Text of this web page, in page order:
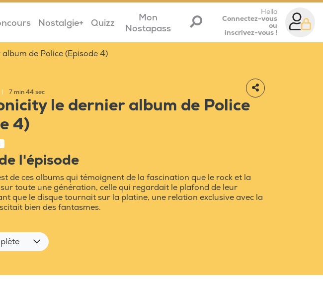
Nostalgie+ Quizz
Mon
Nostapass
Hello
Connectez-vous
ou
inscrivez-vous !
de Police (Episode 4)
7 min 44 sec
le dernier album de Police
4)
l'épisode
de ces albums qui témoignent de la fascination que le rock et la
toute une génération, celle qui regardait le plafond de leur
que le disque tournait sur la platine, une relation exclusive avec la
bien des fantasmes.